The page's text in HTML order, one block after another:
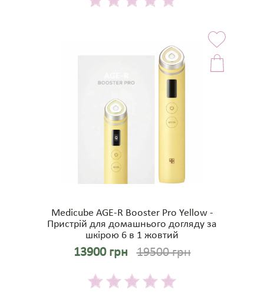
Medicube AGE-R Booster Pro Yellow -
Пристрій для домашнього догляду за
шкірою 6 в 1 жовтий
13900 грн 19500 грн